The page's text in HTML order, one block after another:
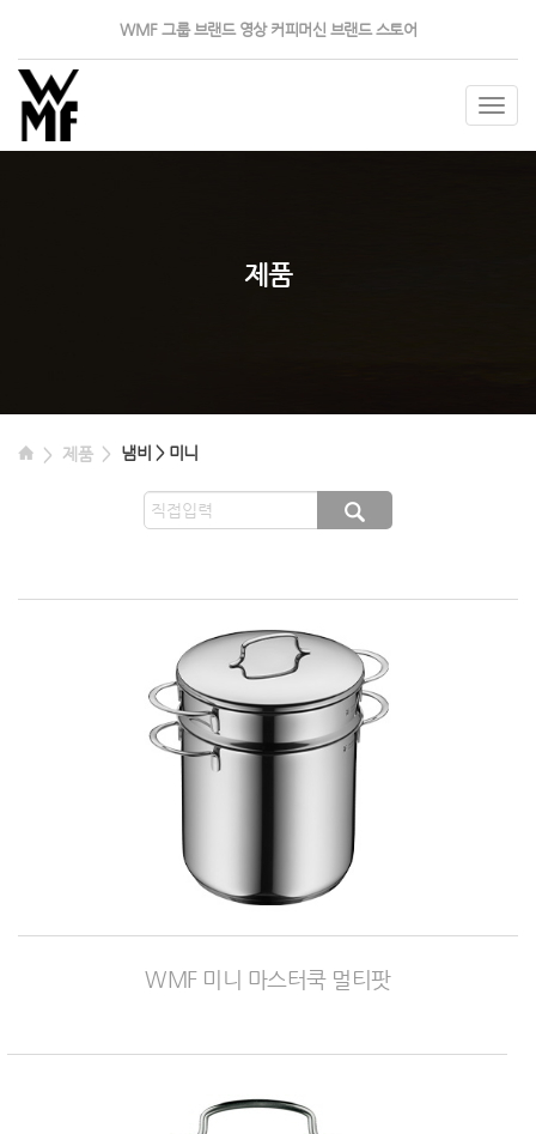
WMF 그룹 브랜드 영상 커피머신 브랜드 스토어
제품
제품 냄비 > 미니
WMF 미니 마스터쿡 멀티팟